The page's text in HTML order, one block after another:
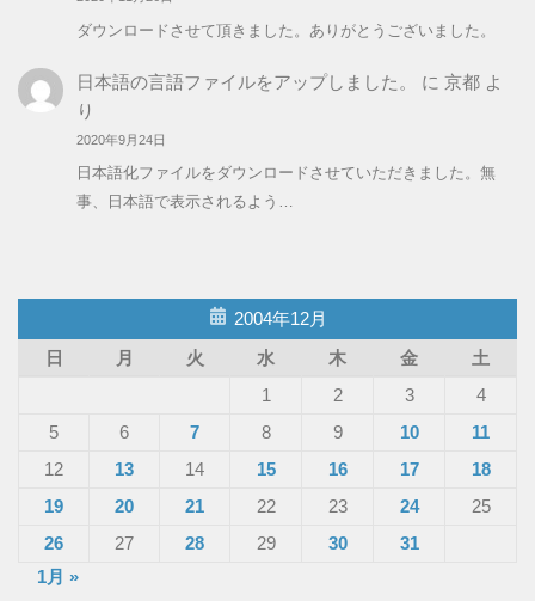
ダウンロードさせて頂きました。ありがとうございました。
日本語の言語ファイルをアップしました。 に 京都よ
り
2020年9月24日
日本語化ファイルをダウンロードさせていただきました。無
事、日本語で表示されるよう…
2004年12月
日
月 火 水 木 金
土
1
2 3
4
5
6 7 8 9 10
11
12
13 14 15 16 17
18
19
20 21 22 23 24
25
26
27 28 29 30
31
1月 »